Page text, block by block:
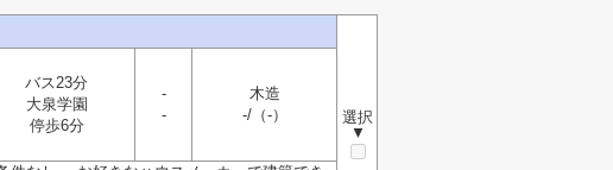
選択
▼
バス23分
大泉学園
停歩6分
-
-
木造
-/（-）